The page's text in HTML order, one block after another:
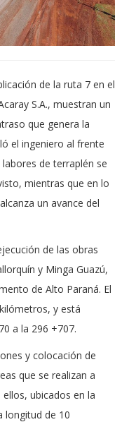
de la ruta 7 en el
S.A., muestran un
que genera la
el ingeniero al frente
de terraplén se
mientras que en lo
un avance del
de las obras
y Minga Guazú,
de Alto Paraná. El
y está
a la 296 +707.
y colocación de
que se realizan a
ubicados en la
longitud de 10